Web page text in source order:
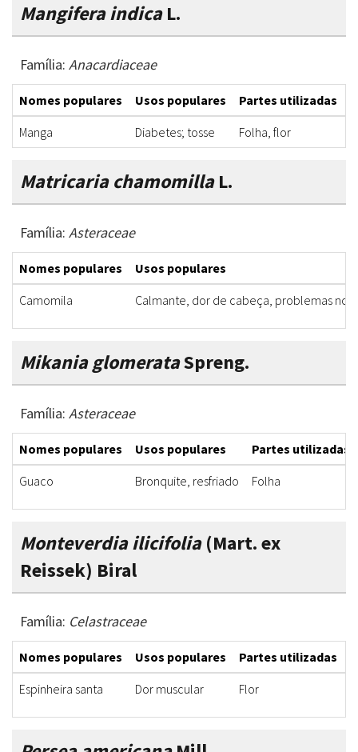
Mangifera indicaL.
Família: Anacardiaceae
Nomes populares Usos populares Partes utilizadas
Manga
Diabetes; tosse Folha, flor
Matricaria chamomillaL.
Família: Asteraceae
Nomes populares
Usos populares
Camomila
Calmante, dor de cabeça, problemas no
Mikania glomerataSpreng.
Família: Asteraceae
Nomes populares Usos populares
Partes utilizadas
Guaco
Bronquite, resfriado Folha
Monteverdia ilicifolia(Mart. ex
Reissek) Biral
Família: Celastraceae
Nomes populares Usos populares Partes utilizadas
Espinheira santa
Dor muscular Flor